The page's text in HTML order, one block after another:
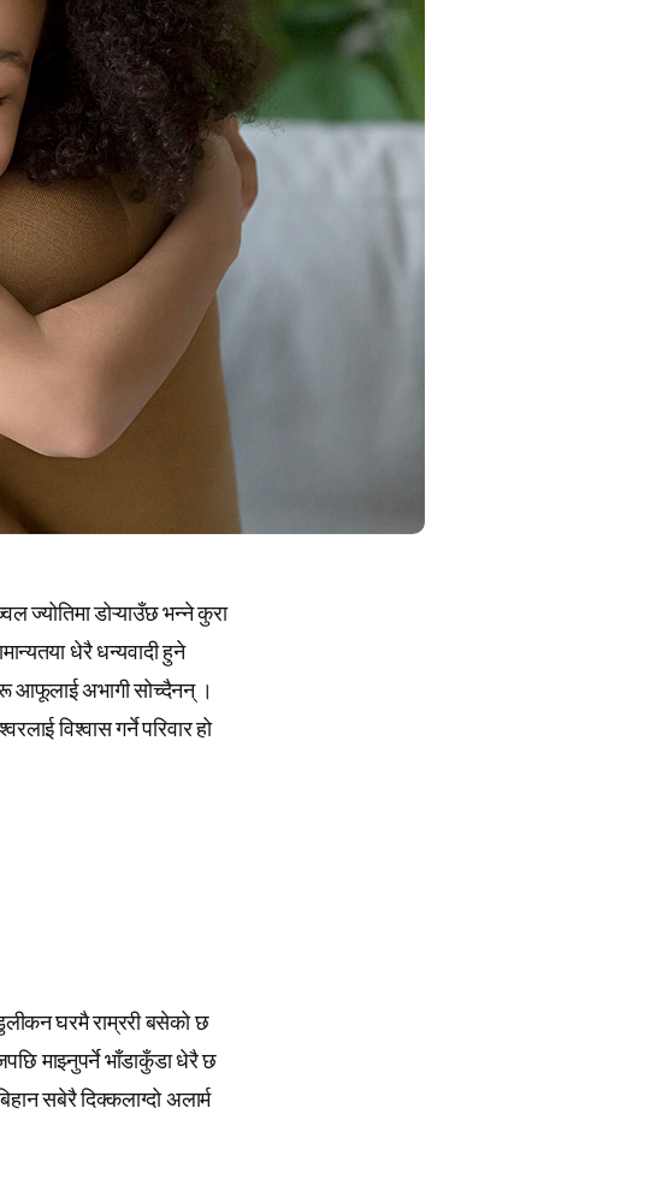
ज्योतिमा डोऱ्याउँछ भन्ने कुरा
धेरै धन्यवादी हुने
आफूलाई अभागी सोच्दैनन् ।
विश्वास गर्ने परिवार हो
घरमै राम्ररी बसेको छ
माझ्नुपर्ने भाँडाकुँडा धेरै छ
सबेरै दिक्कलाग्दो अलार्म